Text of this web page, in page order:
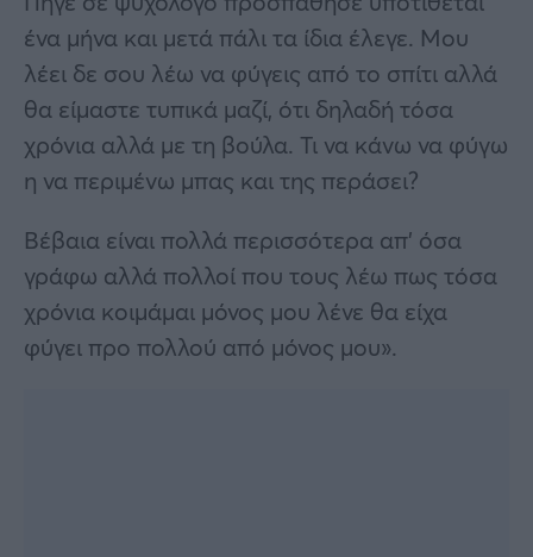
ένα μήνα και μετά πάλι τα ίδια έλεγε. Μου
λέει δε σου λέω να φύγεις από το σπίτι αλλά
θα είμαστε τυπικά μαζί, ότι δηλαδή τόσα
χρόνια αλλά με τη βούλα. Τι να κάνω να φύγω
η να περιμένω μπας και της περάσει?
Βέβαια είναι πολλά περισσότερα απ’ όσα
γράφω αλλά πολλοί που τους λέω πως τόσα
χρόνια κοιμάμαι μόνος μου λένε θα είχα
φύγει προ πολλού από μόνος μου».